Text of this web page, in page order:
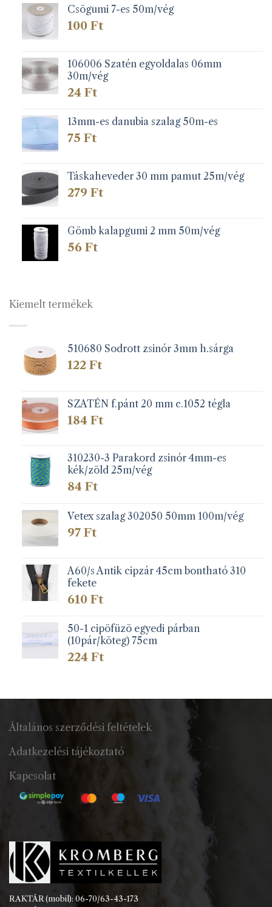
279 Ft
Csögumi 7-es 50m/vég
100 Ft
106006 Szatén egyoldalas 06mm
30m/vég
24 Ft
13mm-es danubia szalag 50m-es
75 Ft
Táskaheveder 30 mm pamut 25m/vég
279 Ft
Gömb kalapgumi 2 mm 50m/vég
56 Ft
Kiemelt termékek
510680 Sodrott zsinór 3mm h.sárga
122 Ft
SZATÉN f.pánt 20 mm c.1052 tégla
184 Ft
310230-3 Parakord zsinór 4mm-es
kék/zöld 25m/vég
84 Ft
Vetex szalag 302050 50mm 100m/vég
97 Ft
A60/s Antik cipzár 45cm bontható 310
fekete
610 Ft
50-1 cipöfüzö egyedi párban
(10pár/köteg) 75cm
224 Ft
Általános szerződési feltételek
Adatkezelési tájékoztató
Kapcsolat
RAKTÁR (mobil): 06-70/63-43-173